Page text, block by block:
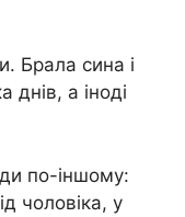
Брала сина і
а іноді
по-іншому:
чоловіка, у